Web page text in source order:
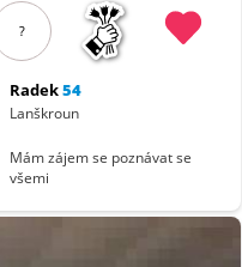
?
Radek54
Lanškroun
Mám zájem se poznávat se
všemi